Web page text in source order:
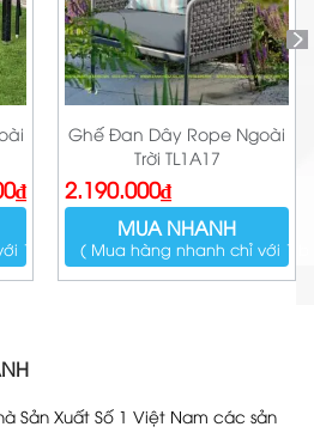
₫
1 bước )
Ghế Đan Dây Rope Ngoài
Trời TL1A17
2.190.000₫
MUA NHANH
( Mua hàng nhanh chỉ với 1
Sản Xuất Số 1 Việt Nam các sản